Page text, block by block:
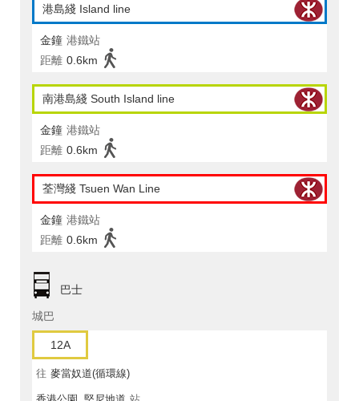
港島綫 Island line
金鐘 港鐵站
距離 0.6km
南港島綫 South Island line
金鐘 港鐵站
距離 0.6km
荃灣綫 Tsuen Wan Line
金鐘 港鐵站
距離 0.6km
巴士
城巴
12A
往 麥當奴道(循環線)